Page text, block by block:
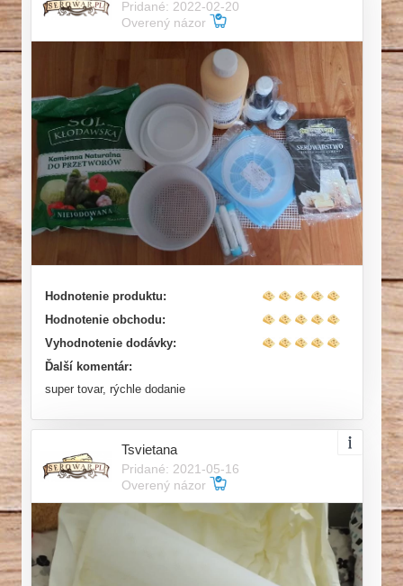
Pridané: 2022-02-20
Overený názor
Hodnotenie produktu:
Hodnotenie obchodu:
Vyhodnotenie dodávky:
Ďalší komentár:
super tovar, rýchle dodanie
Tsvietana
Pridané: 2021-05-16
Overený názor